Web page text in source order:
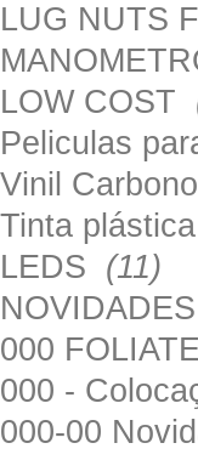
LUG NUTS
LOW COST
Peliculas
Vinil Carbono
Tinta
LEDS (11)
NOVIDADES
000
000 -
000-00